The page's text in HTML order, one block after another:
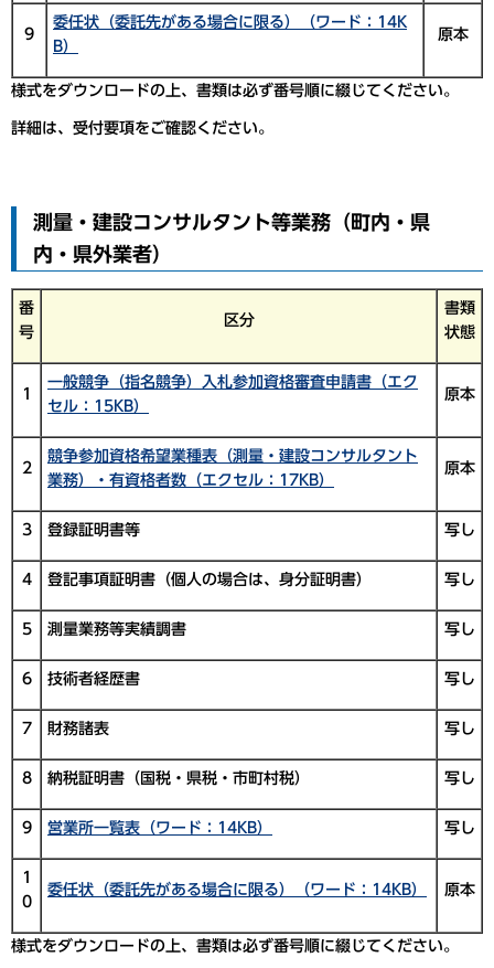
9
委任状（委託先がある場合に限る）（ワード：14K
B）
原本
様式をダウンロードの上、書類は必ず番号順に綴じてください。
詳細は、受付要項をご確認ください。
測量・建設コンサルタント等業務（町内・県
内・県外業者）
番
号
区分
書類
状態
1
一般競争（指名競争）入札参加資格審査申請書（エク
セル：15KB）
原本
2
競争参加資格希望業種表（測量・建設コンサルタント
業務）・有資格者数（エクセル：17KB）
原本
3 登録証明書等 写し
4 登記事項証明書（個人の場合は、身分証明書） 写し
5 測量業務等実績調書 写し
6 技術者経歴書 写し
7 財務諸表 写し
8 納税証明書（国税・県税・市町村税） 写し
9 営業所一覧表（ワード：14KB） 写し
1
0
委任状（委託先がある場合に限る）（ワード：14KB） 原本
様式をダウンロードの上、書類は必ず番号順に綴じてください。